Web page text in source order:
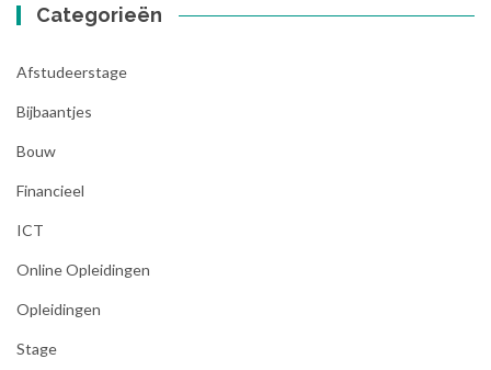
Categorieën
Afstudeerstage
Bijbaantjes
Bouw
Financieel
ICT
Online Opleidingen
Opleidingen
Stage